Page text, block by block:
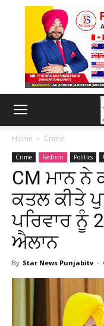
Home Crime
Crime Fashion Politics
CM ਮਾਨ ਨੇ
ਕਤਲ ਕੀਤੇ
ਪਰਿਵਾਰ ਨੂੰ
ਐਲਾਨ
By Star News Punjabitv -